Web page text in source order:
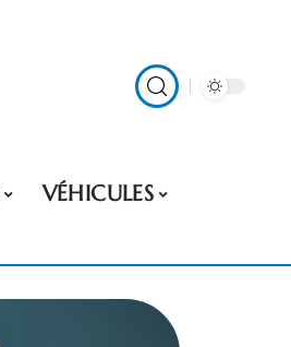
VÉHICULES